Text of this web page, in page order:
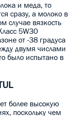
и меда, то
сразу, а молоко в
случае вязкость
5W30
от -38 градуса
двумя числами
было испытано в
более высокую
поскольку чем